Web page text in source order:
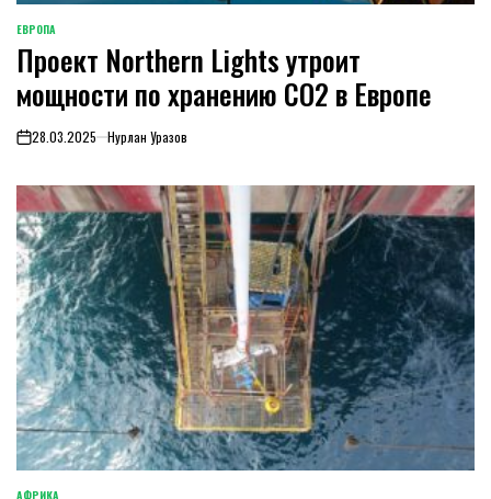
ОПУБЛИКОВАНО
В
ЕВРОПА
Проект Northern Lights утроит
мощности по хранению CO2 в Европе
on28.03.2025 Нурлан Уразов
АФРИКА